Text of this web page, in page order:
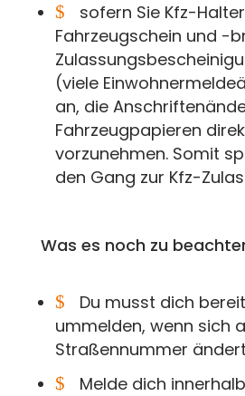
$
sofern Sie Kfz-
Fahrzeugschein und -
(viele
an, die
Fahrzeugpapieren
vorzunehmen. Somit
den Gang zur Kfz-
Was es noch zu
$
Du musst dich
ummelden, wenn sich
Straßennummer ändert
$
Melde dich